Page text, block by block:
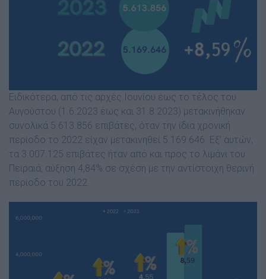
Ειδικότερα, από τις αρχές Ιουνίου έως το τέλος του
Αυγούστου (1.6.2023 έως και 31.8.2023) μετακινήθηκαν
συνολικά 5.613.856 επιβάτες, όταν την ίδια χρονική
περίοδο το 2022 είχαν μετακινηθεί 5.169.646. Εξ’ αυτών,
τα 3.007.125 επιβάτες ήταν από και προς το λιμάνι του
Πειραιά, αύξηση 4,84% σε σχέση με την αντίστοιχη θερινή
περίοδο του 2022.